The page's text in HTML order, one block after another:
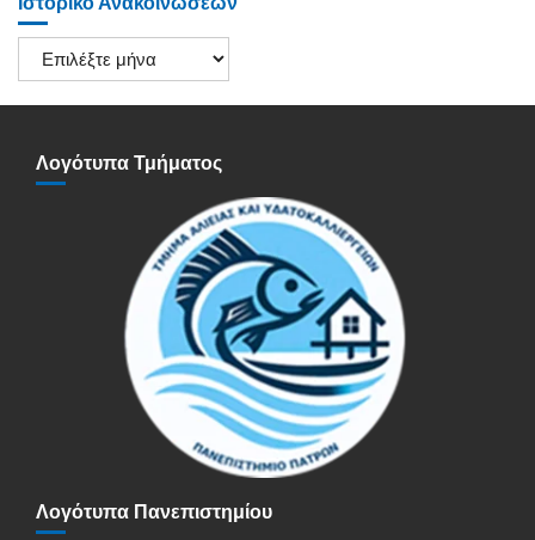
Ιστορικό
Ανακοινώσεων
Λογότυπα Τμήματος
Λογότυπα Πανεπιστημίου